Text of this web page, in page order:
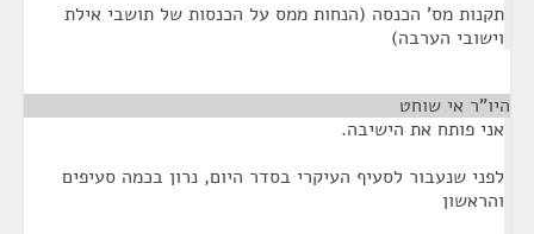
תקנות מס' הכנסה (הנחות ממס על הכנסות של תושבי אילת
וישובי הערבה)
היו"ר אי שוחט
אני פותח את הישיבה.
לפני שנעבור לסעיף העיקרי בסדר היום, נרון בכמה סעיפים
והראשון